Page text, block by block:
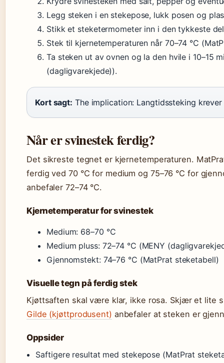
Legg steken i en stekepose, lukk posen og
Stikk et steketermometer inn i den tykkeste
Stek til kjernetemperaturen når 70–74 °C
Ta steken ut av ovnen og la den hvile i 10–15
(dagligvarekjede)).
Kort sagt: The implication: Langtidssteking
Når er svinestek ferdig?
Det sikreste tegnet er kjernetemperaturen.
ferdig ved 70 °C for medium og 75–76 °C for
anbefaler 72–74 °C.
Kjernetemperatur for svinestek
Medium: 68–70 °C
Medium pluss: 72–74 °C (MENY
Gjennomstekt: 74–76 °C (MatPrat steketabell)
Visuelle tegn på ferdig stek
Kjøttsaften skal være klar, ikke rosa. Skjær et lite
Gilde (kjøttprodusent) anbefaler at steken er
Oppsider
Saftigere resultat med stekepose (MatPrat